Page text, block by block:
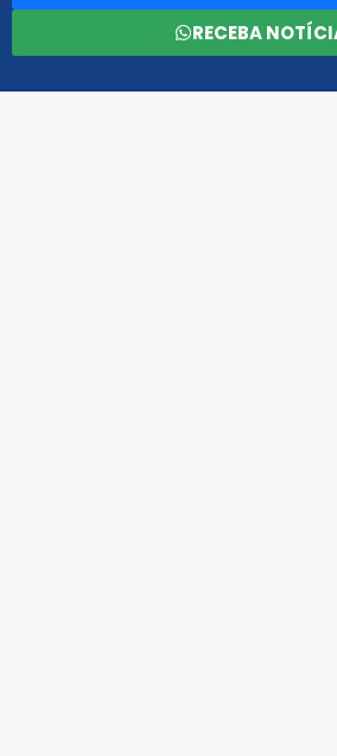
RECEBA